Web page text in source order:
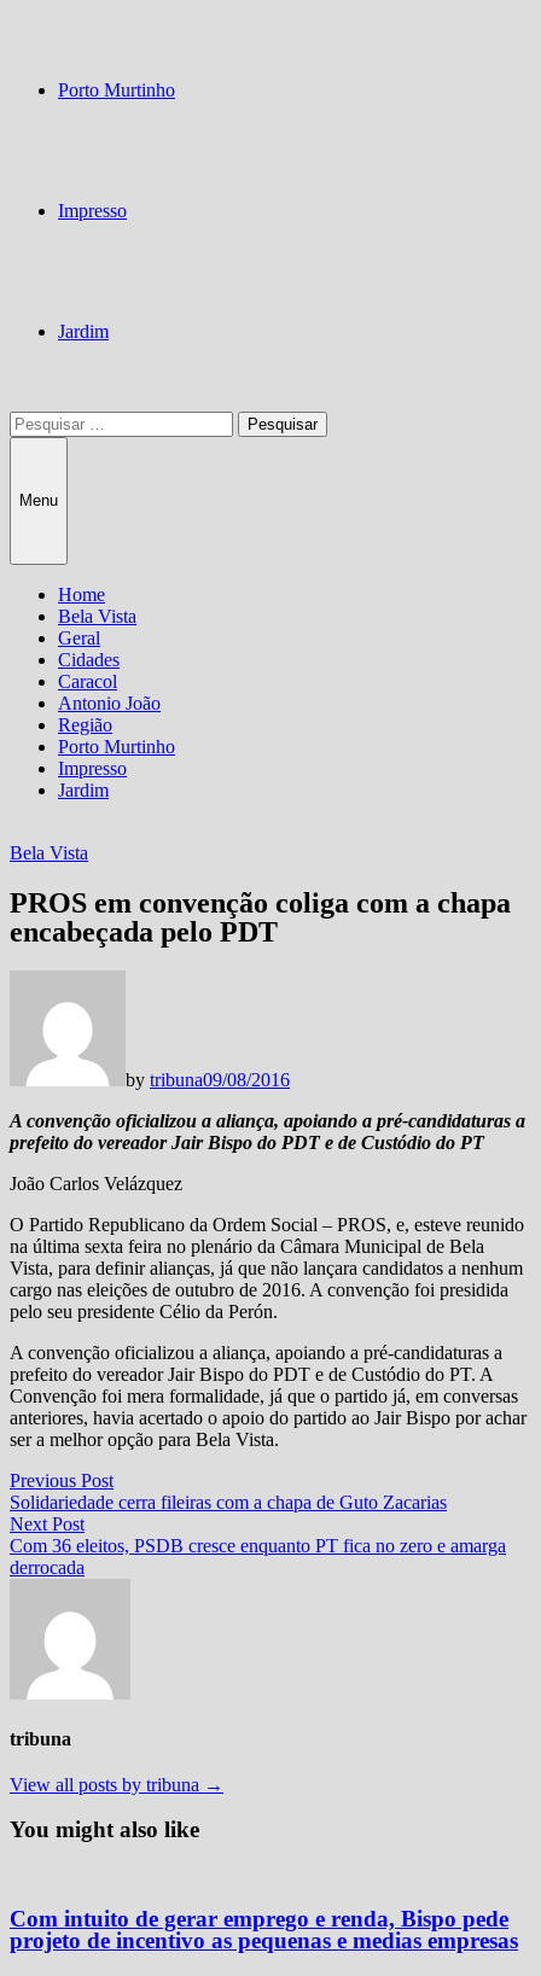
Porto Murtinho
Impresso
Jardim
Pesquisar
por:
Menu
Home
Bela Vista
Geral
Cidades
Caracol
Antonio João
Região
Porto Murtinho
Impresso
Jardim
Bela Vista
PROS em convenção coliga com a chapa
encabeçada pelo PDT
by tribuna09/08/2016
A convenção oficializou a aliança, apoiando a pré-candidaturas a
prefeito do vereador Jair Bispo do PDT e de Custódio do PT
João Carlos Velázquez
O Partido Republicano da Ordem Social – PROS, e, esteve reunido
na última sexta feira no plenário da Câmara Municipal de Bela
Vista, para definir alianças, já que não lançara candidatos a nenhum
cargo nas eleições de outubro de 2016. A convenção foi presidida
pelo seu presidente Célio da Perón.
A convenção oficializou a aliança, apoiando a pré-candidaturas a
prefeito do vereador Jair Bispo do PDT e de Custódio do PT. A
Convenção foi mera formalidade, já que o partido já, em conversas
anteriores, havia acertado o apoio do partido ao Jair Bispo por achar
ser a melhor opção para Bela Vista.
Navegação
de
Post
Previous PostPrevious
post:
Solidariedade cerra fileiras com a chapa de Guto Zacarias
Next PostNext
post:
Com 36 eleitos, PSDB cresce enquanto PT fica no zero e amarga
derrocada
tribuna
View all posts by tribuna →
You might also like
Com intuito de gerar emprego e renda, Bispo pede
projeto de incentivo as pequenas e medias empresas